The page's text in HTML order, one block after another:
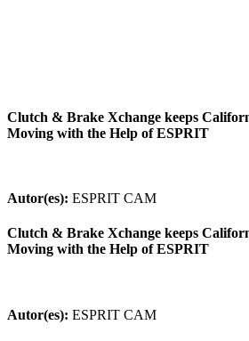
Clutch & Brake Xchange keeps
Moving with the Help of ESPRIT
Autor(es): ESPRIT CAM
Clutch & Brake Xchange keeps
Moving with the Help of ESPRIT
Autor(es): ESPRIT CAM